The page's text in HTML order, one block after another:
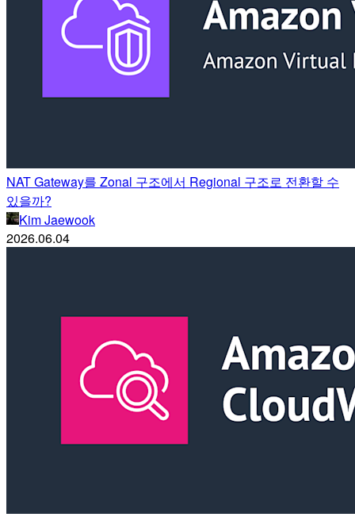
NAT Gateway를 Zonal 구조에서 Regional 구조로 전환할 수
있을까?
Kim Jaewook
2026.06.04